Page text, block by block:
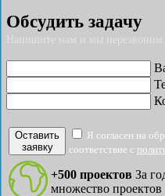
Обсудить задачу
Напишите нам и мы
Оставить
заявку
Я согласен на
соответствие с
+500 проектов За
множество проектов